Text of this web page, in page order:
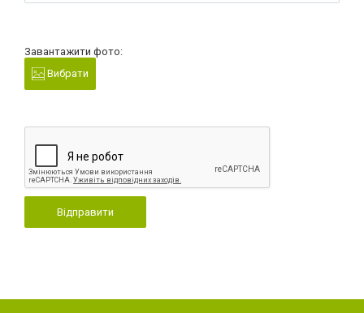
Завантажити фото:
Вибрати
Відправити